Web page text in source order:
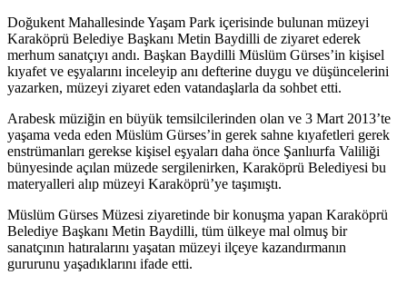
Doğukent Mahallesinde Yaşam Park içerisinde bulunan müzeyi
Karaköprü Belediye Başkanı Metin Baydilli de ziyaret ederek
merhum sanatçıyı andı. Başkan Baydilli Müslüm Gürses’in kişisel
kıyafet ve eşyalarını inceleyip anı defterine duygu ve düşüncelerini
yazarken, müzeyi ziyaret eden vatandaşlarla da sohbet etti.
Arabesk müziğin en büyük temsilcilerinden olan ve 3 Mart 2013’te
yaşama veda eden Müslüm Gürses’in gerek sahne kıyafetleri gerek
enstrümanları gerekse kişisel eşyaları daha önce Şanlıurfa Valiliği
bünyesinde açılan müzede sergilenirken, Karaköprü Belediyesi bu
materyalleri alıp müzeyi Karaköprü’ye taşımıştı.
Müslüm Gürses Müzesi ziyaretinde bir konuşma yapan Karaköprü
Belediye Başkanı Metin Baydilli, tüm ülkeye mal olmuş bir
sanatçının hatıralarını yaşatan müzeyi ilçeye kazandırmanın
gururunu yaşadıklarını ifade etti.